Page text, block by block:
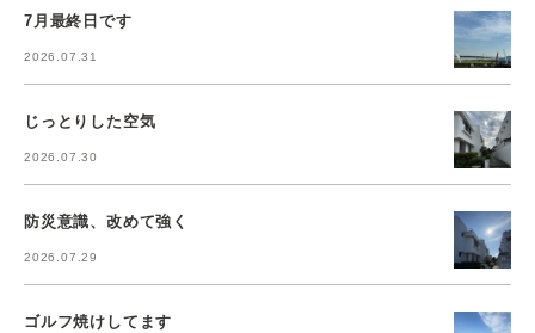
7月最終日です
2026.07.31
じっとりした空気
2026.07.30
防災意識、改めて強く
2026.07.29
ゴルフ焼けしてます